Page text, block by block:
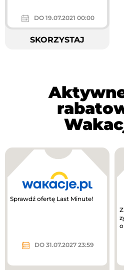
DO 19.07.2021 00:00
SKORZYSTAJ
Sprawdź ofertę Last Minute!
DO 31.07.2027 23:59